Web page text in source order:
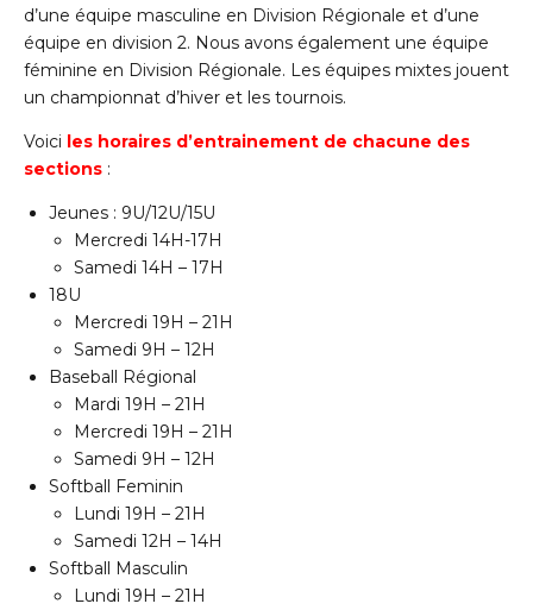
d’une équipe masculine en Division Régionale et d’une
équipe en division 2. Nous avons également une équipe
féminine en Division Régionale. Les équipes mixtes jouent
un championnat d’hiver et les tournois.
Voici les horaires d’entrainement de chacune des
sections :
Jeunes : 9U/12U/15U
Mercredi 14H-17H
Samedi 14H – 17H
18U
Mercredi 19H – 21H
Samedi 9H – 12H
Baseball Régional
Mardi 19H – 21H
Mercredi 19H – 21H
Samedi 9H – 12H
Softball Feminin
Lundi 19H – 21H
Samedi 12H – 14H
Softball Masculin
Lundi 19H – 21H